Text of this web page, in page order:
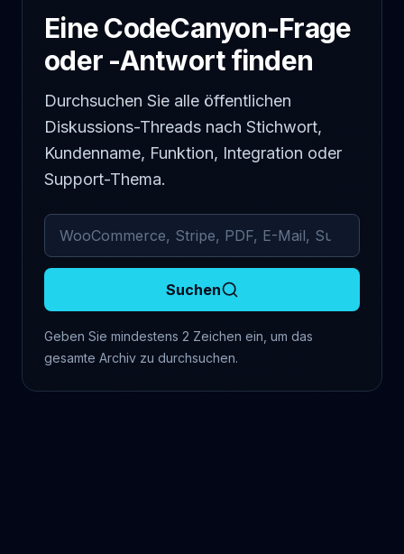
Eine CodeCanyon-Frage
oder -Antwort finden
Durchsuchen Sie alle öffentlichen
Diskussions-Threads nach Stichwort,
Kundenname, Funktion, Integration oder
Support-Thema.
Archivierte Kommentare durchsuchen
Suchen
Geben Sie mindestens 2 Zeichen ein, um das
gesamte Archiv zu durchsuchen.